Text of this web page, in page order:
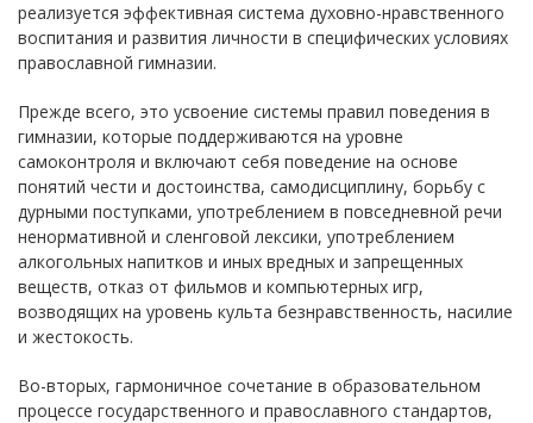
реализуется эффективная система духовно-нравственного
воспитания и развития личности в специфических условиях
православной гимназии.
Прежде всего, это усвоение системы правил поведения в
гимназии, которые поддерживаются на уровне
самоконтроля и включают себя поведение на основе
понятий чести и достоинства, самодисциплину, борьбу с
дурными поступками, употреблением в повседневной речи
ненормативной и сленговой лексики, употреблением
алкогольных напитков и иных вредных и запрещенных
веществ, отказ от фильмов и компьютерных игр,
возводящих на уровень культа безнравственность, насилие
и жестокость.
Во-вторых, гармоничное сочетание в образовательном
процессе государственного и православного стандартов,